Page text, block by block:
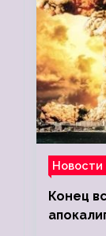
Новости
Конец